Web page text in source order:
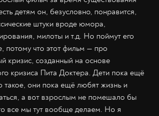
детям он, безусловно, понравится,
штуки вроде юмора,
милоты и т.д. Но поймут его
потому что этот фильм — про
кризис, созданный на основе
кризиса Пита Доктера. Дети пока ещё
такое, они пока ещё любят жизнь и
а вот взрослым не помешало бы
все мы тут вообще делаем. Но я